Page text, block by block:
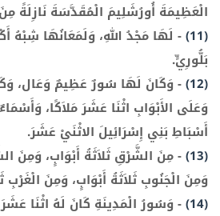
الْعَظِيمَةَ أُورُشَلِيمَ الْمُقَدَّسَةَ نَازِلَةً
(11)
- لَهَا مَجْدُ اللهِ، وَلَمَعَانُهَا شِبْهُ
بَلُّورِيٍّ.
(12)
- وَكَانَ لَهَا سُورٌ عَظِيمٌ وَعَال،
وَعَلَى الأَبْوَابِ اثْنَا عَشَرَ مَلاَكًا،
أَسْبَاطِ بَنِي إِسْرَائِيلَ الاثْنَيْ عَشَرَ.
(13)
-مِنَ الشَّرْقِ ثَلاَثَةُ أَبْوَابٍ، وَمِنَ
وَمِنَ الْجَنُوبِ ثَلاَثَةُ أَبْوَابٍ، وَمِنَ الْغَرْبِ
(14)
- وَسُورُ الْمَدِينَةِ كَانَ لَهُ اثْنَا